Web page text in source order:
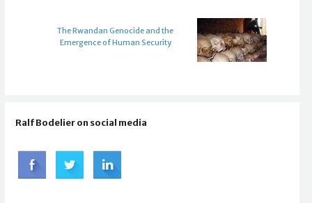
The Rwandan Genocide and the
Emergence of Human Security
Ralf Bodelier on social media